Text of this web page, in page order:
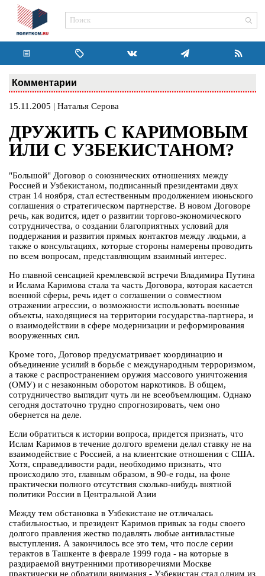
Комментарии
15.11.2005 | Наталья Серова
ДРУЖИТЬ С КАРИМОВЫМ
ИЛИ С УЗБЕКИСТАНОМ?
"Большой" Договор о союзнических отношениях между
Россией и Узбекистаном, подписанный президентами двух
стран 14 ноября, стал естественным продолжением июньского
соглашения о стратегическом партнерстве. В новом Договоре
речь, как водится, идет о развитии торгово-экономического
сотрудничества, о создании благоприятных условий для
поддержания и развития прямых контактов между людьми, а
также о консультациях, которые стороны намерены проводить
по всем вопросам, представляющим взаимный интерес.
Но главной сенсацией кремлевской встречи Владимира Путина
и Ислама Каримова стала та часть Договора, которая касается
военной сферы, речь идет о соглашении о совместном
отражении агрессии, о возможности использовать военные
объекты, находящиеся на территории государства-партнера, и
о взаимодействии в сфере модернизации и реформирования
вооруженных сил.
Кроме того, Договор предусматривает координацию и
объединение усилий в борьбе с международным терроризмом,
а также с распространением оружия массового уничтожения
(ОМУ) и с незаконным оборотом наркотиков. В общем,
сотрудничество выглядит чуть ли не всеобъемлющим. Однако
сегодня достаточно трудно спрогнозировать, чем оно
обернется на деле.
Если обратиться к истории вопроса, придется признать, что
Ислам Каримов в течение долгого времени делал ставку не на
взаимодействие с Россией, а на клиентские отношения с США.
Хотя, справедливости ради, необходимо признать, что
происходило это, главным образом, в 90-е годы, на фоне
практически полного отсутствия сколько-нибудь внятной
политики России в Центральной Азии
Между тем обстановка в Узбекистане не отличалась
стабильностью, и президент Каримов привык за годы своего
долгого правления жестко подавлять любые антивластные
выступления. А закончилось все это тем, что после серии
терактов в Ташкенте в феврале 1999 года - на которые в
раздираемой внутренними противоречиями Москве
практически не обратили внимания - Узбекистан стал одним из